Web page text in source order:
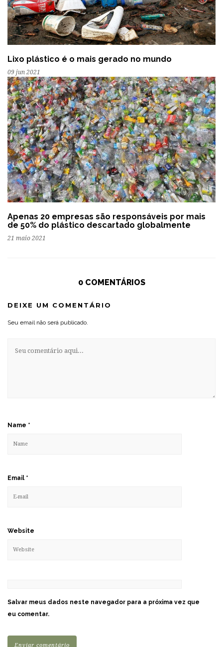
Lixo plástico é o mais gerado no mundo
09 jun 2021
Apenas 20 empresas são responsáveis por mais
de 50% do plástico descartado globalmente
21 maio 2021
0 COMENTÁRIOS
DEIXE UM COMENTÁRIO
Seu email não será publicado.
Name *
Email *
Website
Salvar meus dados neste navegador para a próxima vez que
eu comentar.